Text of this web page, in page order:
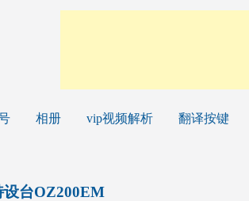
相册 vip视频解析 翻译按键
设台OZ200EM